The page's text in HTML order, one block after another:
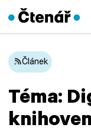
Článek
Téma:
knihoven